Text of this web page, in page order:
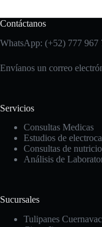
Contáctanos
WhatsApp: (+52) 777 967
Envíanos un correo
Servicios
Consultas Medicas
Estudios de
Consultas de
Análisis de
Sucursales
Tulipanes